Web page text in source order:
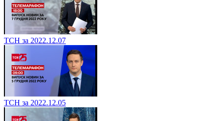
ТСН за 2022.12.07
ТСН за 2022.12.05